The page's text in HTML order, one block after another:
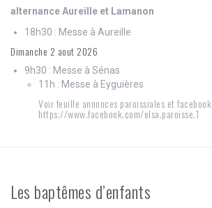
alternance Aureille et Lamanon
18h30 : Messe à Aureille
Dimanche 2 aout 2026
9h30 : Messe à Sénas
11h : Messe à Eyguières
Voir feuille annonces paroissiales et facebook
https://www.facebook.com/elsa.paroisse.1
Les baptêmes d’enfants